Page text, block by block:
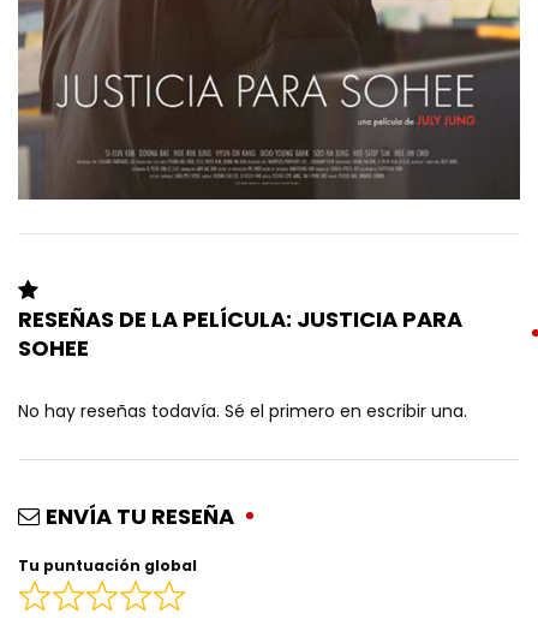
RESEÑAS DE LA PELÍCULA: JUSTICIA PARA
SOHEE
No hay reseñas todavía. Sé el primero en escribir una.
ENVÍA TU RESEÑA
Tu puntuación global